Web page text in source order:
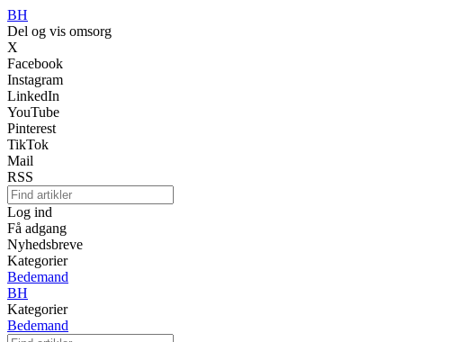
BH
Del og vis omsorg
X
Facebook
Instagram
LinkedIn
YouTube
Pinterest
TikTok
Mail
RSS
Log ind
Få adgang
Nyhedsbreve
Kategorier
Bedemand
BH
Kategorier
Bedemand